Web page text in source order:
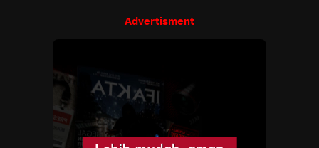
Advertisment